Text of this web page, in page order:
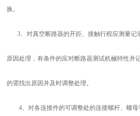
换。
3、对真空断路器的开距、接触行程应测量记
原因处理，有条件的应对断路器测试机械特性并
的需找出原因并及时调整处理。
4、对各连接件的可调整处的连接螺杆、螺母